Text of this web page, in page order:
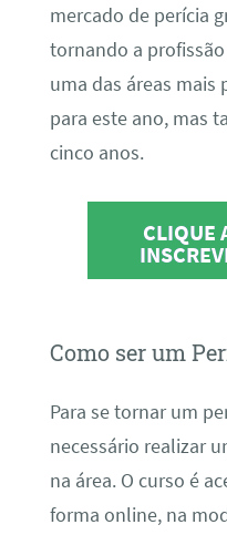
mercado de perícia
tornando a
uma das áreas mais
para este ano, mas
cinco anos.
CLIQUE
Como ser um
Para se tornar um
necessário realizar
na área. O curso é
forma online, na